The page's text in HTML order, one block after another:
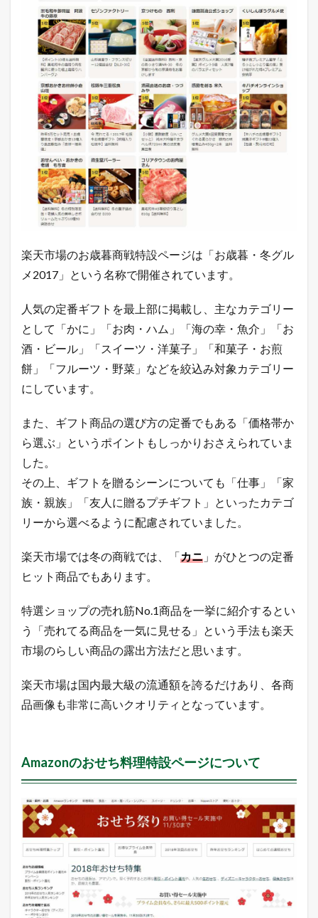
現
在
の
年
商
（
直
近
1
年
間
売
上
総
額
）
直
1
間
の
月
次
売
上
3
ま
で
釣
果
月
4
年
1
0
億
の
め
の
月
達
成
率
目
標
月
商
8
,
4
0
楽天市場のお歳暮商戦特設ページは「お歳暮・冬グル
メ2017」という名称で開催されています。
人気の定番ギフトを最上部に掲載し、主なカテゴリー
として「かに」「お肉・ハム」「海の幸・魚介」「お
酒・ビール」「スイーツ・洋菓子」「和菓子・お煎
餅」「フルーツ・野菜」などを絞込み対象カテゴリー
にしています。
また、ギフト商品の選び方の定番でもある「価格帯か
ら選ぶ」というポイントもしっかりおさえられていま
した。
その上、ギフトを贈るシーンについても「仕事」「家
族・親族」「友人に贈るプチギフト」といったカテゴ
リーから選べるように配慮されていました。
楽天市場では冬の商戦では、「カニ 」がひとつの定番
ヒット商品でもあります。
特選ショップの売れ筋No.1商品を一挙に紹介するとい
う「売れてる商品を一気に見せる」という手法も楽天
市場のらしい商品の露出方法だと思います。
楽天市場は国内最大級の流通額を誇るだけあり、各商
品画像も非常に高いクオリティとなっています。
Amazonのおせち料理特設ページについて